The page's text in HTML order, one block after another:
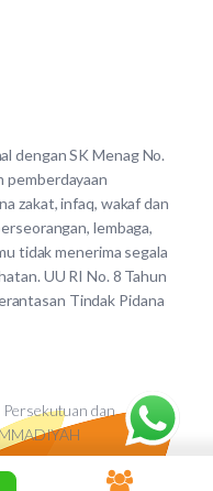
dengan SK Menag No.
pemberdayaan
zakat, infaq, wakaf dan
lembaga,
tidak menerima segala
UU RI No. 8 Tahun
Tindak Pidana
dan